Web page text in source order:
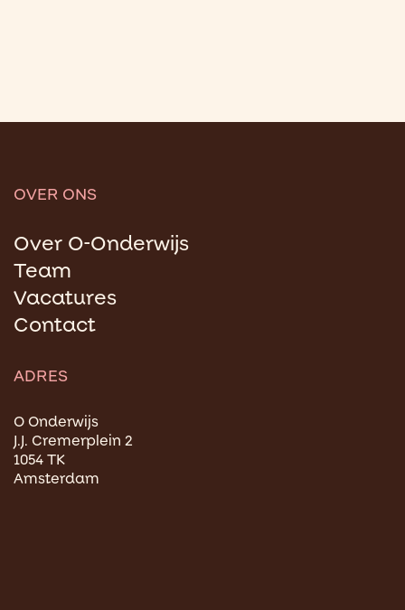
OVER ONS
Over O-Onderwijs
Team
Vacatures
Contact
ADRES
O Onderwijs
J.J. Cremerplein 2
1054 TK
Amsterdam